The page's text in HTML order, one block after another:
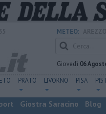
METEO:
Giovedì 06
PRATO LIVORNO PISA
Giostra Saracino Blog